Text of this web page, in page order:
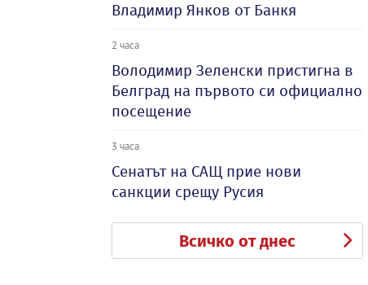
Владимир Янков от Банкя
2 часа
Володимир Зеленски пристигна в
Белград на първото си официално
посещение
3 часа
Сенатът на САЩ прие нови
санкции срещу Русия
Всичко от днес